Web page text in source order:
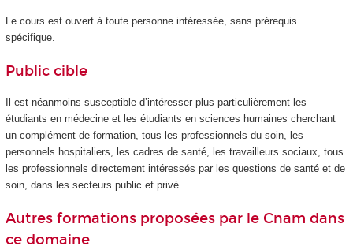
Le cours est ouvert à toute personne intéressée, sans prérequis
spécifique.
Public cible
Il est néanmoins susceptible d’intéresser plus particulièrement les
étudiants en médecine et les étudiants en sciences humaines cherchant
un complément de formation, tous les professionnels du soin, les
personnels hospitaliers, les cadres de santé, les travailleurs sociaux, tous
les professionnels directement intéressés par les questions de santé et de
soin, dans les secteurs public et privé.
Autres formations proposées par le Cnam dans
ce domaine